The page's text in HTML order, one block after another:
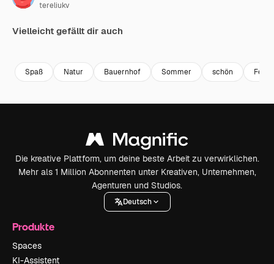
tereliukv
Vielleicht gefällt dir auch
Spaß Natur Bauernhof Sommer schön Feld
Die kreative Plattform, um deine beste Arbeit zu verwirklichen.
Mehr als 1 Million Abonnenten unter Kreativen, Unternehmen,
Agenturen und Studios.
Deutsch
Produkte
Spaces
KI-Assistent